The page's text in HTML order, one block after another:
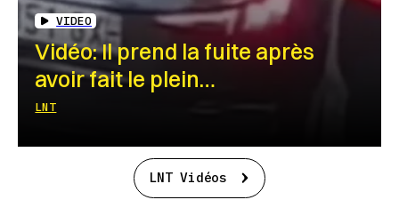
VIDEO
Vidéo: Il prend la fuite après
avoir fait le plein…
LNT
LNT Vidéos